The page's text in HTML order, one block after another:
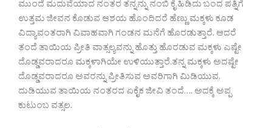
ಮುಂದೆ ಮದುವೆಯಾದ ನಂತರ ತನ್ನನ್ನು ನಂಬಿ ಕೈ ಹಿಡಿದು ಬಂದ ಪತ್ನಿಗೆ
ಉತ್ತಮ ಜೀವನ ಕೊಡುವ ಆಶಯ ಹೊಂದಿದರೆ‌ ಹೆಣ್ಣು ಮಕ್ಕಳು ಕೂಡ
ವಿದ್ಯಾವಂತರಾಗಿ ವಿವಾಹವಾಗಿ ಗಂಡನ ಮನೆಗೆ ಹೊರಡುತ್ತಾರೆ. ಆದರೆ
ತಂದೆ ತಾಯಿಯ ಪ್ರೀತಿ ವಾತ್ಸಲ್ಯವನ್ನು ಹೊತ್ತು ಹೊರಡುವ ಮಕ್ಕಳು ಎಷ್ಟೇ
ದೊಡ್ಡವರಾದರೂ ಮಕ್ಕಳಾಗಿಯೇ ಉಳಿಯುತ್ತಾರೆ.ತನ್ನ ಮಕ್ಕಳು ಅದಷ್ಟೇ
ದೊಡ್ಡವರಾದರೂ ಅವರನ್ನು ಪ್ರೀತಿಸುವ ಅವರಿಗಾಗಿ ಮಿಡಿಯುವ,
ದುಡಿಯುವ ತಾಯಿಯ ನಂತರದ ಏಕೈಕ ಜೀವಿ ತಂದೆ…. ಅದಕ್ಕೆ ಅಪ್ಪ
ಕುಟುಂಬ ವತ್ಸಲ.